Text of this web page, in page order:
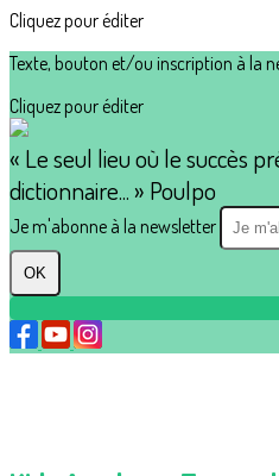
Cliquez pour éditer
Texte, bouton et/ou inscription à la
Cliquez pour éditer
« Le seul lieu où le succès
dictionnaire... » Poulpo
Je m'abonne à la newsletter
OK